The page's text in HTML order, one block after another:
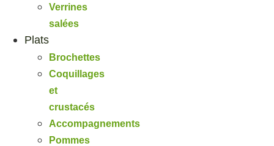
Verrines
salées
Plats
Brochettes
Coquillages
et
crustacés
Accompagnements
Pommes